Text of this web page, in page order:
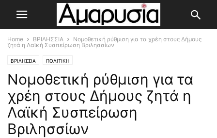
Home ΒΡΙΛΗΣΣΙΑ
Νομοθετική ρύθμιση για τα χρέη στους Δήμους
ζητά η Λαϊκή Συσπείρωση Βριλησσίων
ΒΡΙΛΗΣΣΙΑ ΠΟΛΙΤΙΚΗ
Νομοθετική ρύθμιση για τα
χρέη στους Δήμους ζητά η
Λαϊκή Συσπείρωση
Βριλησσίων